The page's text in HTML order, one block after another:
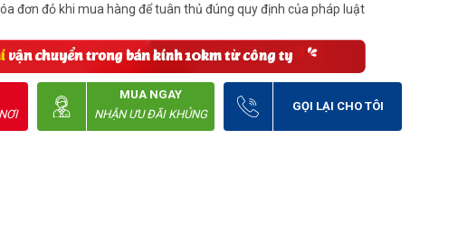
đơn đỏ khi mua hàng để tuân thủ đúng quy định của pháp luật
MUA NGAY
NHẬN ƯU ĐÃI KHỦNG
GỌI LẠI CHO TÔI